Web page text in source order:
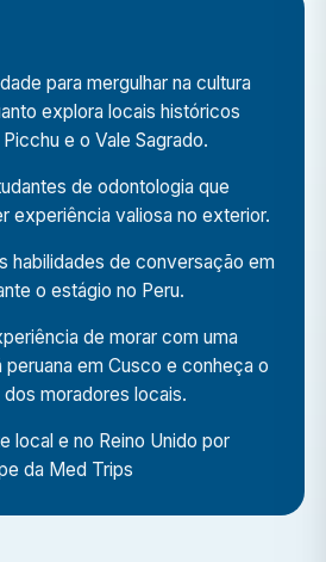
a preparação de
procedimentos clínicos.
de clínica geral ou
campanhas de conscientização
e comunidades.
de extensão comunitária
melhorar o acesso aos serviços
programa no Peru?
mais do que simples
— são jornadas culturais. Você
para mergulhar na cultura
explora locais históricos
e o Vale Sagrado.
de odontologia que
experiência valiosa no exterior.
habilidades de conversação em
o estágio no Peru.
de morar com uma
peruana em Cusco e conheça o
moradores locais.
local e no Reino Unido por
da Med Trips